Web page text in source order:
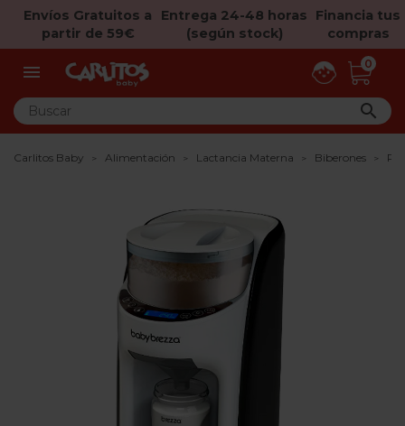
Envíos Gratuitos a
partir de 59€
Entrega 24-48 horas
(según stock)
Financia tus
compras
 0

Carlitos Baby Alimentación Lactancia Materna Biberones